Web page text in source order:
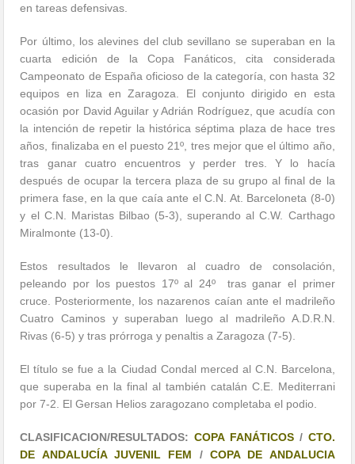
en tareas defensivas.
Por último, los alevines del club sevillano se superaban en la
cuarta edición de la Copa Fanáticos, cita considerada
Campeonato de España oficioso de la categoría, con hasta 32
equipos en liza en Zaragoza. El conjunto dirigido en esta
ocasión por David Aguilar y Adrián Rodríguez, que acudía con
la intención de repetir la histórica séptima plaza de hace tres
años, finalizaba en el puesto 21º, tres mejor que el último año,
tras ganar cuatro encuentros y perder tres. Y lo hacía
después de ocupar la tercera plaza de su grupo al final de la
primera fase, en la que caía ante el C.N. At. Barceloneta (8-0)
y el C.N. Maristas Bilbao (5-3), superando al C.W. Carthago
Miralmonte (13-0).
Estos resultados le llevaron al cuadro de consolación,
peleando por los puestos 17º al 24º tras ganar el primer
cruce. Posteriormente, los nazarenos caían ante el madrileño
Cuatro Caminos y superaban luego al madrileño A.D.R.N.
Rivas (6-5) y tras prórroga y penaltis a Zaragoza (7-5).
El título se fue a la Ciudad Condal merced al C.N. Barcelona,
que superaba en la final al también catalán C.E. Mediterrani
por 7-2. El Gersan Helios zaragozano completaba el podio.
CLASIFICACION/RESULTADOS:COPA FANÁTICOS / CTO.
DE ANDALUCÍA JUVENIL FEM / COPA DE ANDALUCIA